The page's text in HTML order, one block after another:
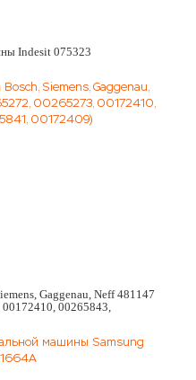
Indesit 075323
Gaggenau, Neff 481147
00265843,